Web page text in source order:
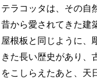
テラコッタは、その自
昔から愛されてきた建
屋根板と同じように、
きた長い歴史があり、
をこしらえたあと、天